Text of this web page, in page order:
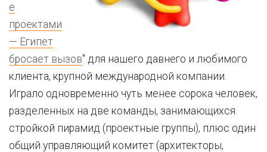
е
проектами
— Египет
бросает вызов" для нашего давнего и любимого
клиента, крупной международной компании.
Играло одновременно чуть менее сорока человек,
разделенных на две команды, занимающихся
стройкой пирамид (проектные группы), плюс один
общий управляющий комитет (архитекторы,